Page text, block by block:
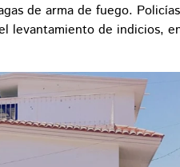
de arma de fuego.
levantamiento de indicios,